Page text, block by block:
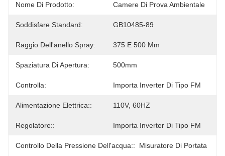
Nome Di Prodotto: Camere Di Prova Ambientale
Soddisfare Standard: GB10485-89
Raggio Dell'anello Spray: 375 E 500 Mm
Spaziatura Di Apertura: 500mm
Controlla: Importa Inverter Di Tipo FM
Alimentazione Elettrica:: 110V, 60HZ
Regolatore:: Importa Inverter Di Tipo FM
Controllo Della Pressione Dell'acqua:: Misuratore Di Portata